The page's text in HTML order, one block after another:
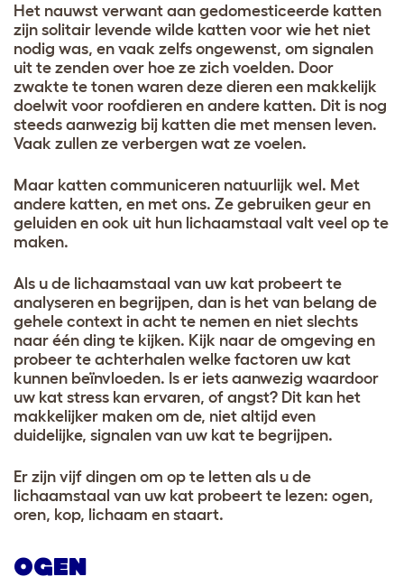
Het nauwst verwant aan gedomesticeerde katten
zijn solitair levende wilde katten voor wie het niet
nodig was, en vaak zelfs ongewenst, om signalen
uit te zenden over hoe ze zich voelden. Door
zwakte te tonen waren deze dieren een makkelijk
doelwit voor roofdieren en andere katten. Dit is nog
steeds aanwezig bij katten die met mensen leven.
Vaak zullen ze verbergen wat ze voelen.
Maar katten communiceren natuurlijk wel. Met
andere katten, en met ons. Ze gebruiken geur en
geluiden en ook uit hun lichaamstaal valt veel op te
maken.
Als u de lichaamstaal van uw kat probeert te
analyseren en begrijpen, dan is het van belang de
gehele context in acht te nemen en niet slechts
naar één ding te kijken. Kijk naar de omgeving en
probeer te achterhalen welke factoren uw kat
kunnen beïnvloeden. Is er iets aanwezig waardoor
uw kat stress kan ervaren, of angst? Dit kan het
makkelijker maken om de, niet altijd even
duidelijke, signalen van uw kat te begrijpen.
Er zijn vijf dingen om op te letten als u de
lichaamstaal van uw kat probeert te lezen: ogen,
oren, kop, lichaam en staart.
OGEN